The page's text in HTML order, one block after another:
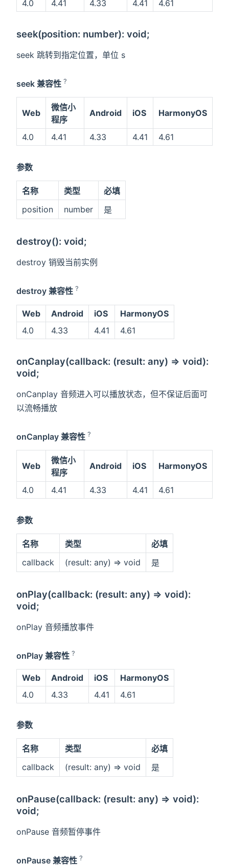
4.0 4.41 4.33 4.41 4.61
seek(position: number): void;
seek 跳转到指定位置，单位 s
seek 兼容性 ?
Web
微信小
程序
Android iOS HarmonyOS
4.0 4.41 4.33 4.41 4.61
参数
名称 类型
必填
position
number 是
destroy(): void;
destroy 销毁当前实例
destroy 兼容性 ?
Web Android iOS
HarmonyOS
4.0
4.33 4.41 4.61
onCanplay(callback: (result: any) => void):
void;
onCanplay 音频进入可以播放状态，但不保证后面可
以流畅播放
onCanplay 兼容性?
Web
微信小
程序
Android iOS HarmonyOS
4.0 4.41 4.33 4.41 4.61
参数
名称 类型
必填
callback
(result: any) => void 是
onPlay(callback: (result: any) => void):
void;
onPlay 音频播放事件
onPlay 兼容性 ?
Web Android iOS
HarmonyOS
4.0
4.33 4.41 4.61
参数
名称 类型
必填
callback
(result: any) => void 是
onPause(callback: (result: any) => void):
void;
onPause 音频暂停事件
onPause 兼容性 ?